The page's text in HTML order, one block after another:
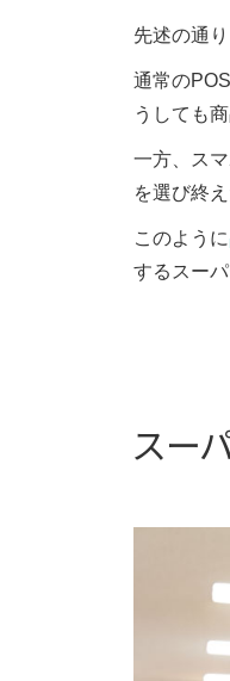
先述の通
通常の
うしても
一方、ス
を選び終
このように
するスー
スー